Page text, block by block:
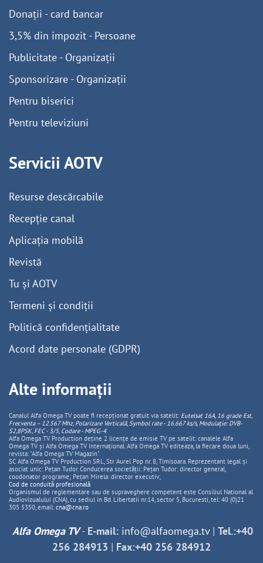
Donații - card bancar
3,5% din impozit - Persoane
Publicitate - Organizații
Sponsorizare - Organizații
Pentru biserici
Pentru televiziuni
Servicii AOTV
Resurse descărcabile
Recepție canal
Aplicația mobilă
Revistă
Tu și AOTV
Termeni și condiții
Politică confidențialitate
Acord date personale (GDPR)
Alte informații
Canalul Alfa Omega TV poate fi recepționat gratuit via satelit: Eutelsat 16A, 16 grade Est,
Frecventa – 12.567 Mhz, PolarizareVerticală, Symbol rate - 16.667 ks/s, Modulație: DVB-
S2,8PSK, FEC - 3/5, Codare - MPEG-4.
Alfa Omega TV Production deține 2 licențe de emisie TV pe satelit: canalele Alfa
Omega TV și Alfa Omega TV Internațional. Alfa Omega TV editeaza, la fiecare doua luni,
revista: "Alfa Omega TV Magazin".
SC Alfa Omega TV Production SRL, Str Aurel Pop nr. 8, Timisoara. Reprezentant legal și
asociat unic: Pețan Tudor. Conducerea societății: Pețan Tudor: director general,
coodonator programe; Pețan Mirela: director executiv;
Cod de conduită profesională
Organismul de reglementare sau de supraveghere competent este Consiliul National al
Audiovizualului (CNA), cu sediul in Bd. Libertatii nr.14, sector 5, Bucuresti, tel: 40 (0)21
305 5350, email: cna@cna.ro
Alfa Omega TV- E-mail: info@alfaomega.tv| Tel.:+40
256 284913 | Fax:+40 256 284912